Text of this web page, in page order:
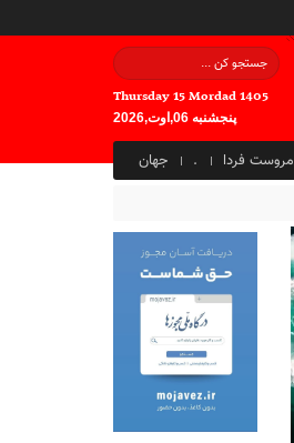
Thursday 15 Mordad 1405
پنجشنبه 06,اوت,2026
مروست فردا . جهان